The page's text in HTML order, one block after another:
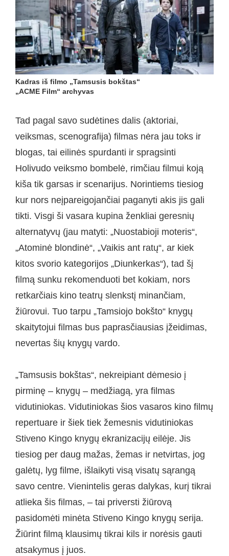
Kadras iš filmo „Tamsusis bokštas“
„ACME Film“ archyvas
Tad pagal savo sudėtines dalis (aktoriai,
veiksmas, scenografija) filmas nėra jau toks ir
blogas, tai eilinės spurdanti ir spragsinti
Holivudo veiksmo bombelė, rimčiau filmui koją
kiša tik garsas ir scenarijus. Norintiems tiesiog
kur nors neįpareigojančiai paganyti akis jis gali
tikti. Visgi ši vasara kupina ženkliai geresnių
alternatyvų (jau matyti: „Nuostabioji moteris“,
„Atominė blondinė“, „Vaikis ant ratų“, ar kiek
kitos svorio kategorijos „Diunkerkas“), tad šį
filmą sunku rekomenduoti bet kokiam, nors
retkarčiais kino teatrų slenkstį minančiam,
žiūrovui. Tuo tarpu „Tamsiojo bokšto“ knygų
skaitytojui filmas bus paprasčiausias įžeidimas,
nevertas šių knygų vardo.
„Tamsusis bokštas“, nekreipiant dėmesio į
pirminę – knygų – medžiagą, yra filmas
vidutiniokas. Vidutiniokas šios vasaros kino filmų
repertuare ir šiek tiek žemesnis vidutiniokas
Stiveno Kingo knygų ekranizacijų eilėje. Jis
tiesiog per daug mažas, žemas ir netvirtas, jog
galėtų, lyg filme, išlaikyti visą visatų sąrangą
savo centre. Vienintelis geras dalykas, kurį tikrai
atlieka šis filmas, – tai priversti žiūrovą
pasidomėti minėta Stiveno Kingo knygų serija.
Žiūrint filmą klausimų tikrai kils ir norėsis gauti
atsakymus į juos.